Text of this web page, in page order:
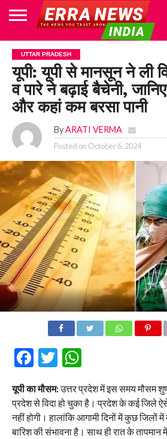
HOME
POLITICS
NEWS
BUSINESS
CULTURE
NATIONAL
SPORTS
LIFESTYLE
TRAVEL
OPINION
BREAKING
NEWS
ENTERTAINMENT
WORLD
CRIME
JOIN
US
UTTAR PRADESH
यूपी: यूपी से मानसून ने ली
व पारे ने बढ़ाई बैचेनी,
और कहां कम बरसा पानी
By ARATI VERMA
Posted on October 6, 2024
Facebook
Twitter
WhatsApp
यूपी का मौसम:उत्तर प्रदेश में इस समय मौसम
प्रदेश से विदा हो चुका है। प्रदेश के कई जिले
नहीं होगी। हालांकि आगामी दिनों में कुछ जिलों
बारिश की संभावना है। साथ ही रात के